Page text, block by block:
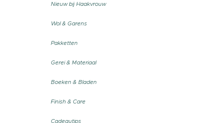
Nieuw bij Haakvrouw
Wol & Garens
Pakketten
Gerei & Materiaal
Boeken & Bladen
Finish & Care
Cadeautips